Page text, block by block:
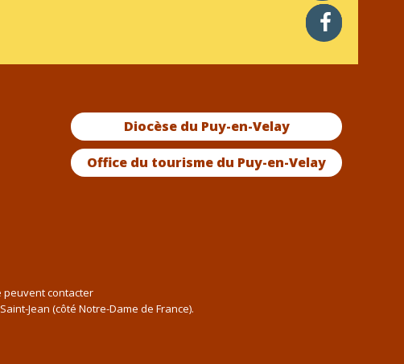
facebook
Diocèse du Puy-en-Velay
Office du tourisme du Puy-en-Velay
peuvent contacter
Jean (côté Notre-Dame de France).